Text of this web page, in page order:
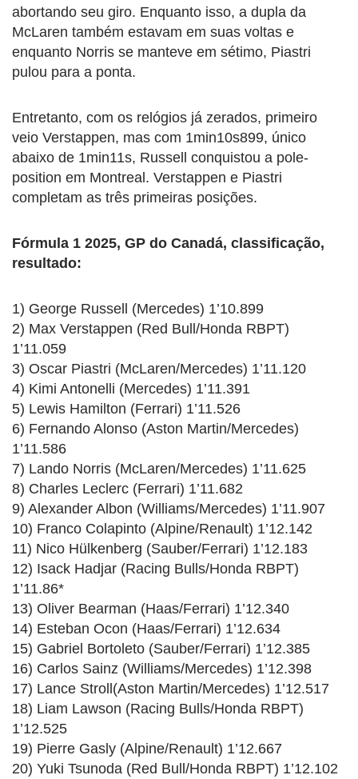
abortando seu giro. Enquanto isso, a dupla da
McLaren também estavam em suas voltas e
enquanto Norris se manteve em sétimo, Piastri
pulou para a ponta.
Entretanto, com os relógios já zerados, primeiro
veio Verstappen, mas com 1min10s899, único
abaixo de 1min11s, Russell conquistou a pole-
position em Montreal. Verstappen e Piastri
completam as três primeiras posições.
Fórmula 1 2025, GP do Canadá, classificação,
resultado:
1) George Russell (Mercedes) 1’10.899
2) Max Verstappen (Red Bull/Honda RBPT)
1’11.059
3) Oscar Piastri (McLaren/Mercedes) 1’11.120
4) Kimi Antonelli (Mercedes) 1’11.391
5) Lewis Hamilton (Ferrari) 1’11.526
6) Fernando Alonso (Aston Martin/Mercedes)
1’11.586
7) Lando Norris (McLaren/Mercedes) 1’11.625
8) Charles Leclerc (Ferrari) 1’11.682
9) Alexander Albon (Williams/Mercedes) 1’11.907
10) Franco Colapinto (Alpine/Renault) 1’12.142
11) Nico Hülkenberg (Sauber/Ferrari) 1’12.183
12) Isack Hadjar (Racing Bulls/Honda RBPT)
1’11.86*
13) Oliver Bearman (Haas/Ferrari) 1’12.340
14) Esteban Ocon (Haas/Ferrari) 1’12.634
15) Gabriel Bortoleto (Sauber/Ferrari) 1’12.385
16) Carlos Sainz (Williams/Mercedes) 1’12.398
17) Lance Stroll(Aston Martin/Mercedes) 1’12.517
18) Liam Lawson (Racing Bulls/Honda RBPT)
1’12.525
19) Pierre Gasly (Alpine/Renault) 1’12.667
20) Yuki Tsunoda (Red Bull/Honda RBPT) 1’12.102